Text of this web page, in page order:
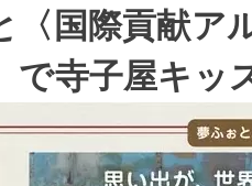
〈国際貢献ア
で寺子屋キッ